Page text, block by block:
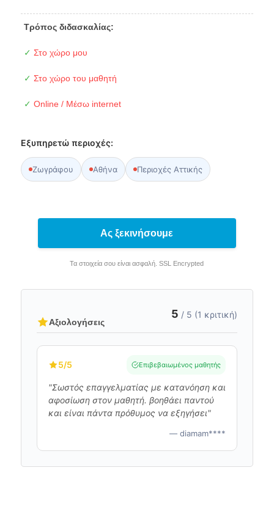
Τρόπος διδασκαλίας:
✓ Στο χώρο μου
✓ Στο χώρο του μαθητή
✓ Online / Μέσω internet
Εξυπηρετώ περιοχές:
Ζωγράφου Αθήνα Περιοχές Αττικής
Ας ξεκινήσουμε
Τα στοιχεία σου είναι ασφαλή. SSL Encrypted
Αξιολογήσεις
5 / 5 (1 κριτική)
5/5 Επιβεβαιωμένος μαθητής
"Σωστός επαγγελματίας με κατανόηση και
αφοσίωση στον μαθητή. βοηθάει παντού
και είναι πάντα πρόθυμος να εξηγήσει"
— diamam****